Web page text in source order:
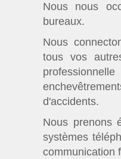
Nous nous
bureaux.
Nous
tous vos
d'accidents.
Nous prenons
systèmes
communication